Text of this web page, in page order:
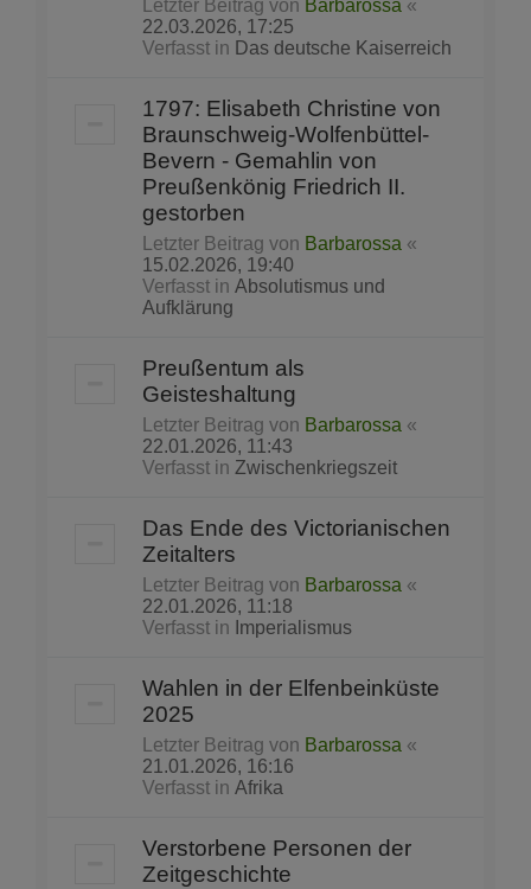
Letzter Beitrag von Barbarossa «
22.03.2026, 17:25
Verfasst in Das deutsche Kaiserreich
1797: Elisabeth Christine von
Braunschweig-Wolfenbüttel-
Bevern - Gemahlin von
Preußenkönig Friedrich II.
gestorben
Letzter Beitrag von Barbarossa «
15.02.2026, 19:40
Verfasst in Absolutismus und
Aufklärung
Preußentum als
Geisteshaltung
Letzter Beitrag von Barbarossa «
22.01.2026, 11:43
Verfasst in Zwischenkriegszeit
Das Ende des Victorianischen
Zeitalters
Letzter Beitrag von Barbarossa «
22.01.2026, 11:18
Verfasst in Imperialismus
Wahlen in der Elfenbeinküste
2025
Letzter Beitrag von Barbarossa «
21.01.2026, 16:16
Verfasst in Afrika
Verstorbene Personen der
Zeitgeschichte